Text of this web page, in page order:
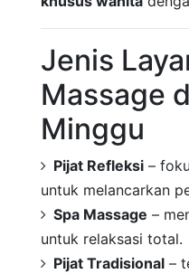
Jenis
Massage
Minggu
Pijat Refleksi –
untuk melancarkan
Spa Massage –
untuk relaksasi total.
Pijat Tradisional –